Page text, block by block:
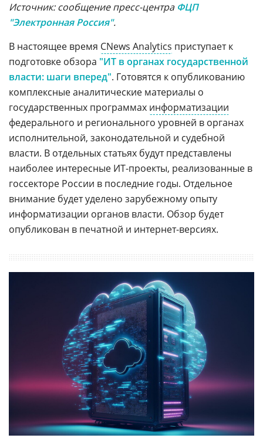
Источник: сообщение пресс-центра ФЦП
"Электронная Россия".
В настоящее время CNews Analytics приступает к
подготовке обзора "ИТ в органах государственной
власти: шаги вперед". Готовятся к опубликованию
комплексные аналитические материалы о
государственных программах информатизации
федерального и регионального уровней в органах
исполнительной, законодательной и судебной
власти. В отдельных статьях будут представлены
наиболее интересные ИТ-проекты, реализованные в
госсекторе России в последние годы. Отдельное
внимание будет уделено зарубежному опыту
информатизации органов власти. Обзор будет
опубликован в печатной и интернет-версиях.